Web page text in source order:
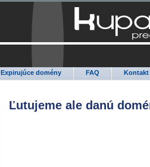
Expirujúce domény FAQ Kontakt
Ľutujeme ale danú